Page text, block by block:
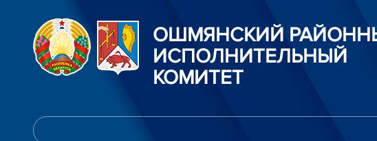
ОШМЯНСКИЙ
ИСПОЛНИТЕЛЬНЫЙ
КОМИТЕТ